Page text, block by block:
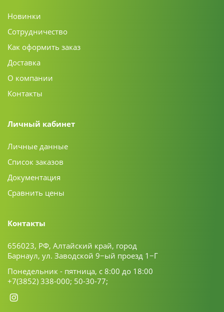
Новинки
Сотрудничество
Как оформить заказ
Доставка
О компании
Контакты
Личный кабинет
Личные данные
Список заказов
Документация
Сравнить цены
Контакты
656023, РФ, Алтайский край, город
Барнаул, ул. Заводской 9−ый проезд 1−Г
Понедельник - пятница, с 8:00 до 18:00
+7(3852) 338-000; 50-30-77;